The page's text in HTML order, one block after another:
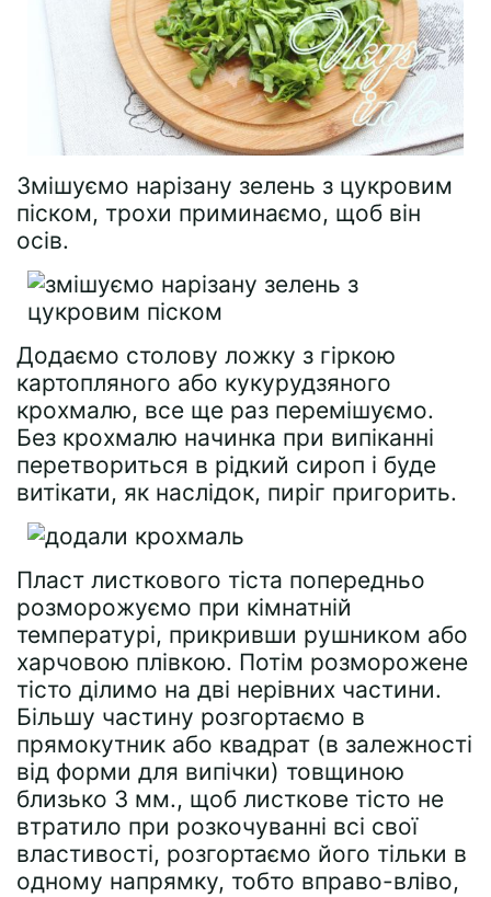
Змішуємо нарізану зелень з цукровим
піском, трохи приминаємо, щоб він
осів.
Додаємо столову ложку з гіркою
картопляного або кукурудзяного
крохмалю, все ще раз перемішуємо.
Без крохмалю начинка при випіканні
перетвориться в рідкий сироп і буде
витікати, як наслідок, пиріг пригорить.
Пласт листкового тіста попередньо
розморожуємо при кімнатній
температурі, прикривши рушником або
харчовою плівкою. Потім розморожене
тісто ділимо на дві нерівних частини.
Більшу частину розгортаємо в
прямокутник або квадрат (в залежності
від форми для випічки) товщиною
близько 3 мм., щоб листкове тісто не
втратило при розкочуванні всі свої
властивості, розгортаємо його тільки в
одному напрямку, тобто вправо-вліво,